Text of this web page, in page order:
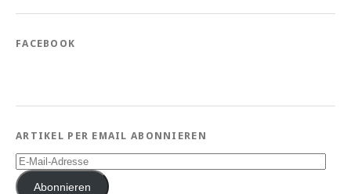
FACEBOOK
ARTIKEL PER EMAIL ABONNIEREN
E-
Mail-
AdresseAbonnieren